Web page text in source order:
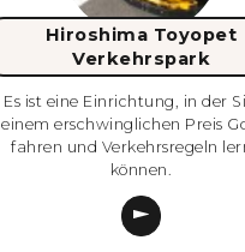
Hiroshima Toyopet
Verkehrspark
Es ist eine Einrichtung, in der
einem erschwinglichen Preis
fahren und Verkehrsregeln
können.